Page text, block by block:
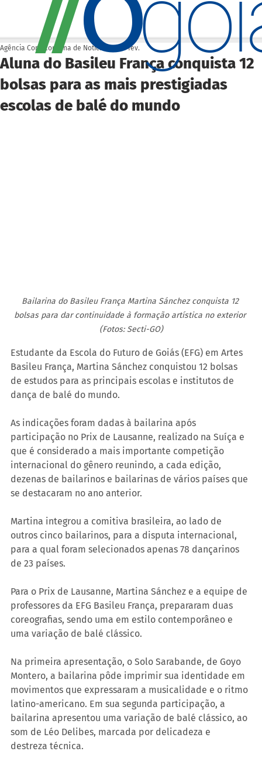
Aluna do Basileu França conquista 12
bolsas para as mais prestigiadas
escolas de balé do mundo
Agência Cora Coralina de Notícias 16 de fev.
Bailarina do Basileu França Martina Sánchez conquista 12
bolsas para dar continuidade à formação artística no exterior
(Fotos: Secti-GO)
Estudante da Escola do Futuro de Goiás (EFG) em Artes
Basileu França, Martina Sánchez conquistou 12 bolsas
de estudos para as principais escolas e institutos de
dança de balé do mundo.
As indicações foram dadas à bailarina após
participação no Prix de Lausanne, realizado na Suíça e
que é considerado a mais importante competição
internacional do gênero reunindo, a cada edição,
dezenas de bailarinos e bailarinas de vários países que
se destacaram no ano anterior.
Martina integrou a comitiva brasileira, ao lado de
outros cinco bailarinos, para a disputa internacional,
para a qual foram selecionados apenas 78 dançarinos
de 23 países.
Para o Prix de Lausanne, Martina Sánchez e a equipe de
professores da EFG Basileu França, prepararam duas
coreografias, sendo uma em estilo contemporâneo e
uma variação de balé clássico.
Na primeira apresentação, o Solo Sarabande, de Goyo
Montero, a bailarina pôde imprimir sua identidade em
movimentos que expressaram a musicalidade e o ritmo
latino-americano. Em sua segunda participação, a
bailarina apresentou uma variação de balé clássico, ao
som de Léo Delibes, marcada por delicadeza e
destreza técnica.